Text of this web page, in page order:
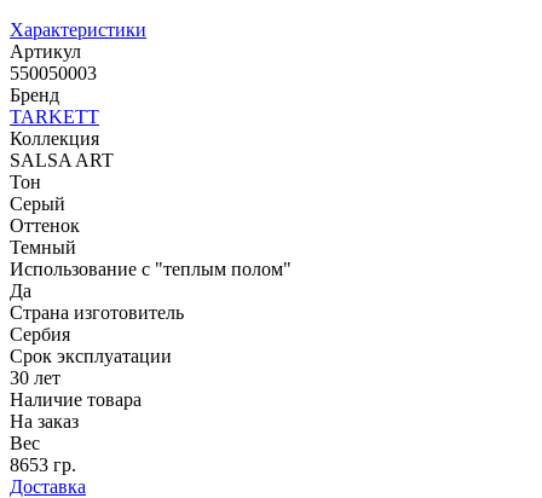
Характеристики
Артикул
550050003
Бренд
TARKETT
Коллекция
SALSA ART
Тон
Серый
Оттенок
Темный
Использование с "теплым полом"
Да
Страна изготовитель
Сербия
Срок эксплуатации
30 лет
Наличие товара
На заказ
Вес
8653 гр.
Доставка